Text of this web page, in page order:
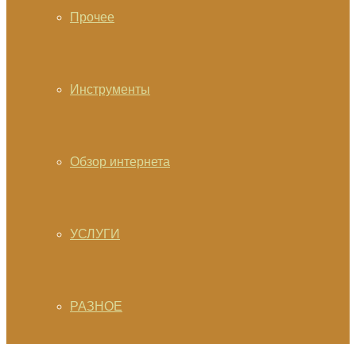
Прочее
Инструменты
Обзор интернета
УСЛУГИ
РАЗНОЕ